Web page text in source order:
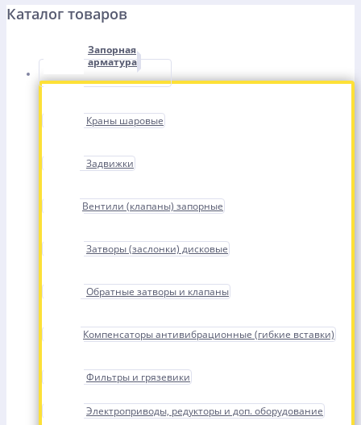
Каталог товаров
Запорная
арматура
Краны шаровые
Задвижки
Вентили (клапаны) запорные
Затворы (заслонки) дисковые
Обратные затворы и клапаны
Компенсаторы антивибрационные (гибкие вставки)
Фильтры и грязевики
Электроприводы, редукторы и доп. оборудование